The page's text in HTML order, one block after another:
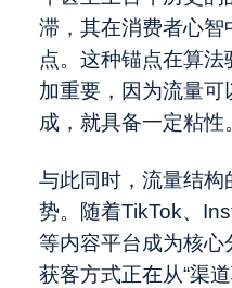
滞，其在消费者心智
点。这种锚点在算
加重要，因为流量
成，就具备一定粘性
与此同时，流量结构
势。随着TikTok、
等内容平台成为核心
获客方式正在从“渠道